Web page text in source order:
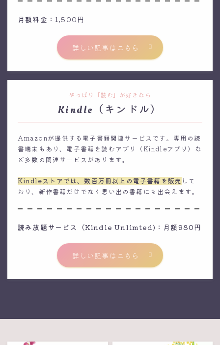
月額料金：1,500円
詳しい記事はこちら
やっぱり「読む」が好きなら
Kindle（キンドル）
Amazonが提供する電子書籍関連サービスです。専用の読
書端末もあり、電子書籍を読むアプリ（Kindleアプリ）な
ど多数の関連サービスがあります。
Kindleストアでは、数百万冊以上の電子書籍を販売 して
おり、新作書籍だけでなく思い出の書籍にも出会えます。
読み放題サービス（Kindle Unlimted)：月額980円
詳しい記事はこちら